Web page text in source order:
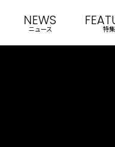
NEWS
ニュース 特集